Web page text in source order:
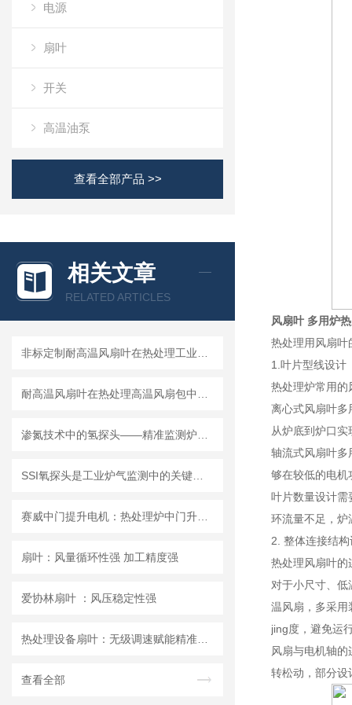
电源
扇叶
开关
高温油泵
查看全部产品 >>
相关文章
RELATED ARTICLES
扇叶：风量循环性强 加工精度强
爱协林扇叶 ：风压稳定性强
查看全部
风扇叶 多用炉
热处理用风扇叶
1.叶片型线设计
热处理炉常用的
离心式风扇叶多
从炉底到炉口
轴流式风扇叶多
够在较低的电机
叶片数量设计需
环流量不足，炉
2. 整体连接结构
热处理风扇叶的
对于小尺寸、
温风扇，多采用
jing度，避免运
风扇与电机轴
转松动，部分设